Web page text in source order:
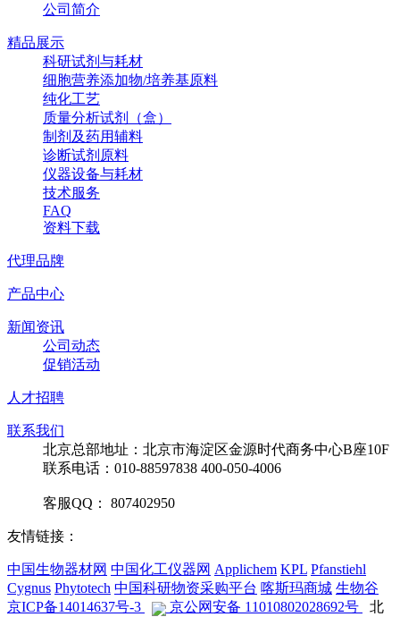
公司简介
精品展示
科研试剂与耗材
细胞营养添加物/培养基原料
纯化工艺
质量分析试剂（盒）
制剂及药用辅料
诊断试剂原料
仪器设备与耗材
技术服务
FAQ
资料下载
代理品牌
产品中心
新闻资讯
公司动态
促销活动
人才招聘
联系我们
北京总部地址：北京市海淀区金源时代商务中心B座10F
联系电话：010-88597838 400-050-4006
客服QQ： 807402950
友情链接：
中国生物器材网 中国化工仪器网 Applichem KPL Pfanstiehl
Cygnus Phytotech 中国科研物资采购平台 喀斯玛商城 生物谷
京ICP备14014637号-3
京公网安备 11010802028692号 北